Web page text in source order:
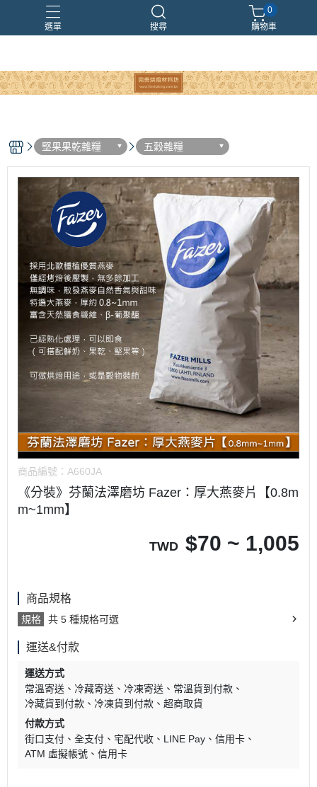
選單 搜尋
0
購物車
堅果果乾雜糧 五穀雜糧
商品編號： A660JA
《分裝》芬蘭法澤磨坊 Fazer：厚大燕麥片【0.8m
m~1mm】
TWD $70 ~ 1,005
商品規格
規格 共 5 種規格可選
運送&付款
運送方式
常溫寄送
冷藏寄送 冷凍寄送
常溫貨到付款
冷藏貨到付款
冷凍貨到付款
超商取貨
付款方式
街口支付
全支付 宅配代收 LINE Pay
信用卡
ATM 虛擬帳號
信用卡